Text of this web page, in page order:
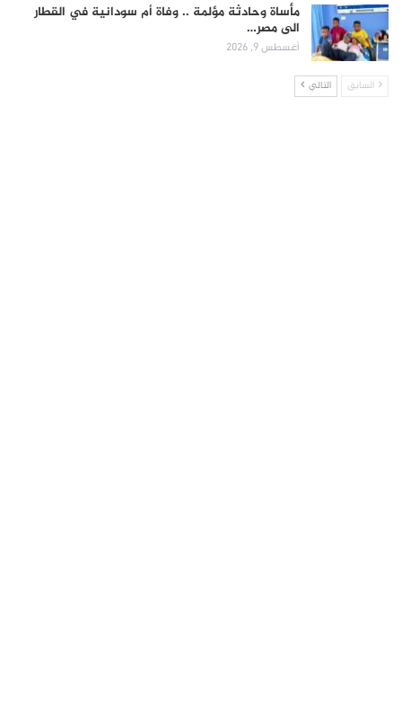
مأساة وحادثة مؤلمة .. وفاة أم سودانية في القطار
الى مصر…
أغسطس 9, 2026
السابق التالي